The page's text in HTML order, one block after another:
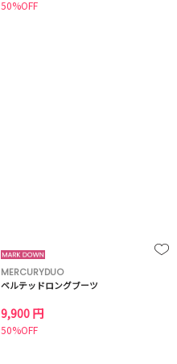
50%OFF
MERCURYDUO
ベルテッドロングブーツ
9,900 円
50%OFF